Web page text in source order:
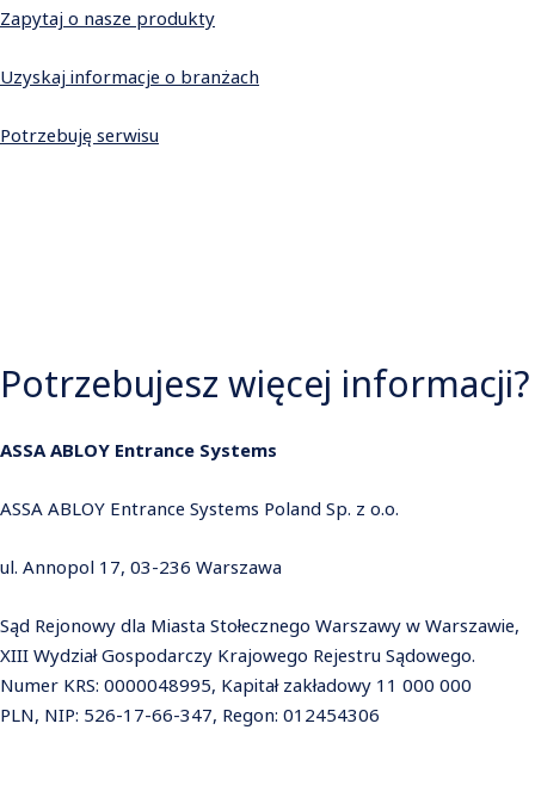
Zapytaj o nasze produkty
Uzyskaj informacje o branżach
Potrzebuję serwisu
Potrzebujesz więcej informacji?
ASSA ABLOY Entrance Systems
ASSA ABLOY Entrance Systems Poland Sp. z o.o.
ul. Annopol 17, 03-236 Warszawa
Sąd Rejonowy dla Miasta Stołecznego Warszawy w Warszawie,
XIII Wydział Gospodarczy Krajowego Rejestru Sądowego.
Numer KRS: 0000048995, Kapitał zakładowy 11 000 000
PLN, NIP: 526-17-66-347, Regon: 012454306